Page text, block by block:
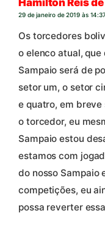
Hamilton Reis
29 de janeiro de 2019 às
Os torcedores
o elenco atual, que
Sampaio será de
setor um, o setor
e quatro, em
o torcedor, eu
Sampaio estou
estamos com
do nosso Sampaio
competições, eu
possa reverter